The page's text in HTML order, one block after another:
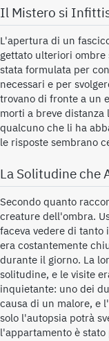
Il Mistero si
L'apertura di un
gettato ulteriori ombre
stata formulata per
necessari e per
trovano di fronte a un
morti a breve
qualcuno che li ha
le risposte sembrano
La Solitudine che
Secondo quanto
creature dell'ombra.
faceva vedere di
era costantemente
durante il giorno. La
solitudine, e le visite
inquietante: uno dei
causa di un malore, e
solo l'autopsia potrà
l'appartamento è